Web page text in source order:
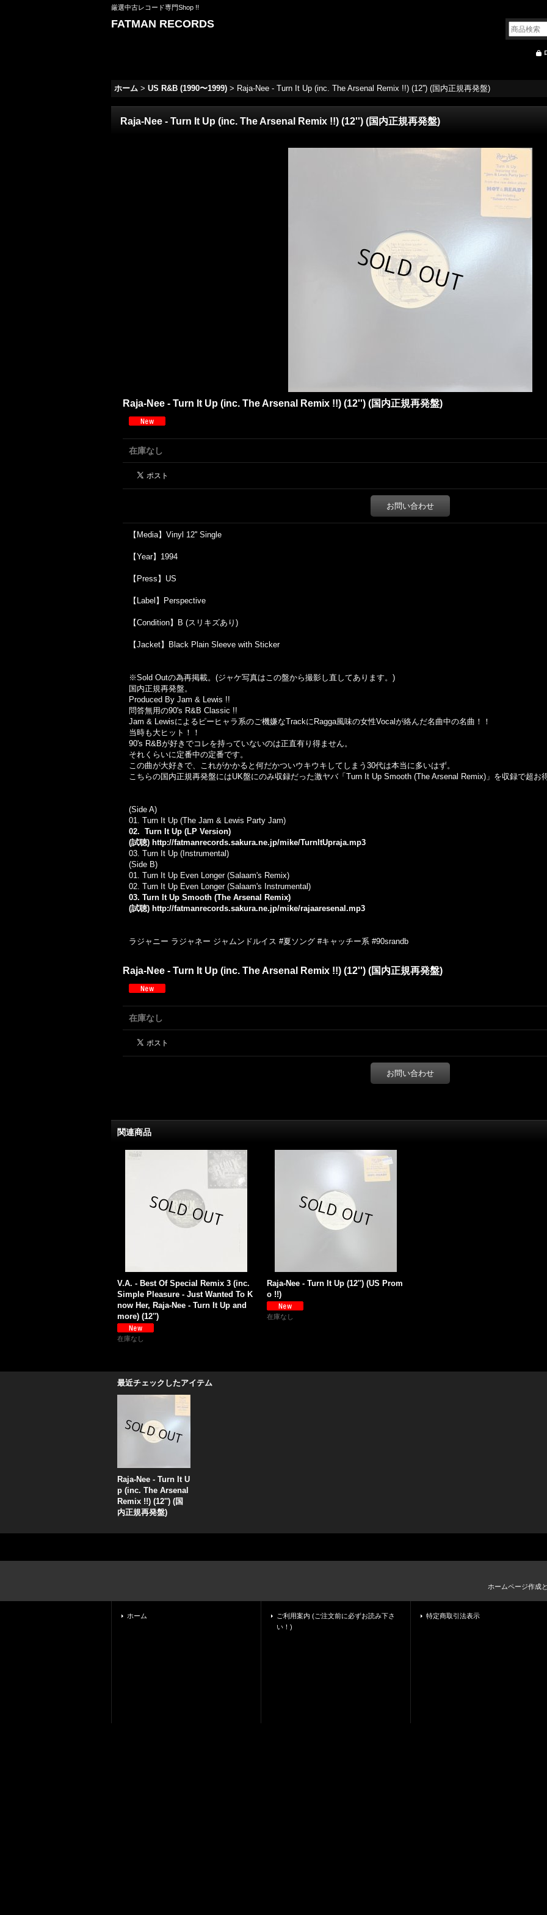
厳選中古レコード専門Shop !!
FATMAN RECORDS
ホーム > US R&B (1990〜1999) > Raja-Nee - Turn It Up (inc. The Arsenal Remix !!) (12'') (国内正規再発盤)
Raja-Nee - Turn It Up (inc. The Arsenal Remix !!) (12'') (国内正規再発盤)
Raja-Nee - Turn It Up (inc. The Arsenal Remix !!) (12'') (国内正規再発盤)
在庫なし
お問い合わせ
【Media】Vinyl 12'' Single
【Year】1994
【Press】US
【Label】Perspective
【Condition】B (スリキズあり)
【Jacket】Black Plain Sleeve with Sticker
※Sold Outの為再掲載。 (ジャケ写真はこの盤から撮影し直してあります。 )
国内正規再発盤。
Produced By Jam & Lewis !!
問答無用の90's R&B Classic !!
Jam & Lewisによるピーヒャラ系のご機嫌なTrackにRagga風味の女性Vocalが絡んだ名曲中の名曲！！
当時も大ヒット！！
90's R&Bが好きでコレを持っていないのは正直有り得ません。
それくらいに定番中の定番です。
この曲が大好きで、これがかかると何だかついウキウキしてしまう30代は本当に多いはず。
こちらの国内正規再発盤にはUK盤にのみ収録だった激ヤバ「Turn It Up Smooth (The Arsenal Remix)」を収録で超お
(Side A)
01. Turn It Up (The Jam & Lewis Party Jam)
02. Turn It Up (LP Version)
(試聴) http://fatmanrecords.sakura.ne.jp/mike/TurnItUpraja.mp3
03. Turn It Up (Instrumental)
(Side B)
01. Turn It Up Even Longer (Salaam's Remix)
02. Turn It Up Even Longer (Salaam's Instrumental)
03. Turn It Up Smooth (The Arsenal Remix)
(試聴) http://fatmanrecords.sakura.ne.jp/mike/rajaaresenal.mp3
ラジャニー ラジャネー ジャムンドルイス #夏ソング #キャッチー系 #90srandb
Raja-Nee - Turn It Up (inc. The Arsenal Remix !!) (12'') (国内正規再発盤)
在庫なし
お問い合わせ
関連商品
V.A. - Best Of Special Remix 3 (inc.
Simple Pleasure - Just Wanted To K
now Her, Raja-Nee - Turn It Up and
more) (12'')
在庫なし
Raja-Nee - Turn It Up (12'') (US Prom
o !!)
在庫なし
最近チェックしたアイテム
Raja-Nee - Turn It U
p (inc. The Arsenal
Remix !!) (12'') (国
内正規再発盤)
ホームページ作成
ホーム
ご利用案内 (ご注文前に必ずお読み下さ
い！)
特定商取引法表示